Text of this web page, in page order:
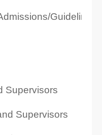
Guideline/
Supervisors
Supervisors